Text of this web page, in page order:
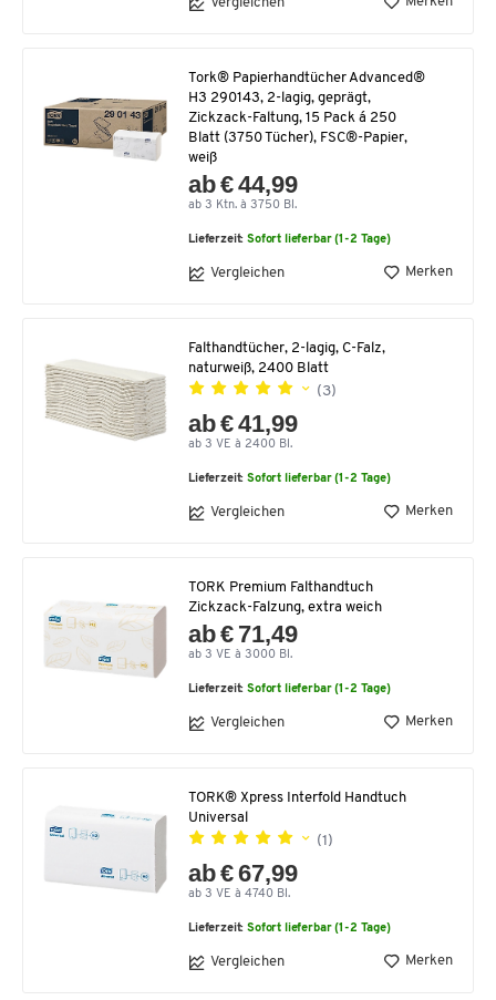
Vergleichen
Tork® Papierhandtücher Advanced®
H3 290143, 2-lagig, geprägt,
Zickzack-Faltung, 15 Pack á 250
Blatt (3750 Tücher), FSC®-Papier,
weiß
ab € 44,99
ab 3 Ktn. à 3750 Bl.
Lieferzeit:Sofort lieferbar (1-2 Tage)
Vergleichen Merken
Falthandtücher, 2-lagig, C-Falz,
naturweiß, 2400 Blatt
(3)
ab € 41,99
ab 3 VE à 2400 Bl.
Lieferzeit:Sofort lieferbar (1-2 Tage)
Vergleichen Merken
TORK Premium Falthandtuch
Zickzack-Falzung, extra weich
ab € 71,49
ab 3 VE à 3000 Bl.
Lieferzeit:Sofort lieferbar (1-2 Tage)
Vergleichen Merken
TORK® Xpress Interfold Handtuch
Universal
(1)
ab € 67,99
ab 3 VE à 4740 Bl.
Lieferzeit:Sofort lieferbar (1-2 Tage)
Vergleichen Merken